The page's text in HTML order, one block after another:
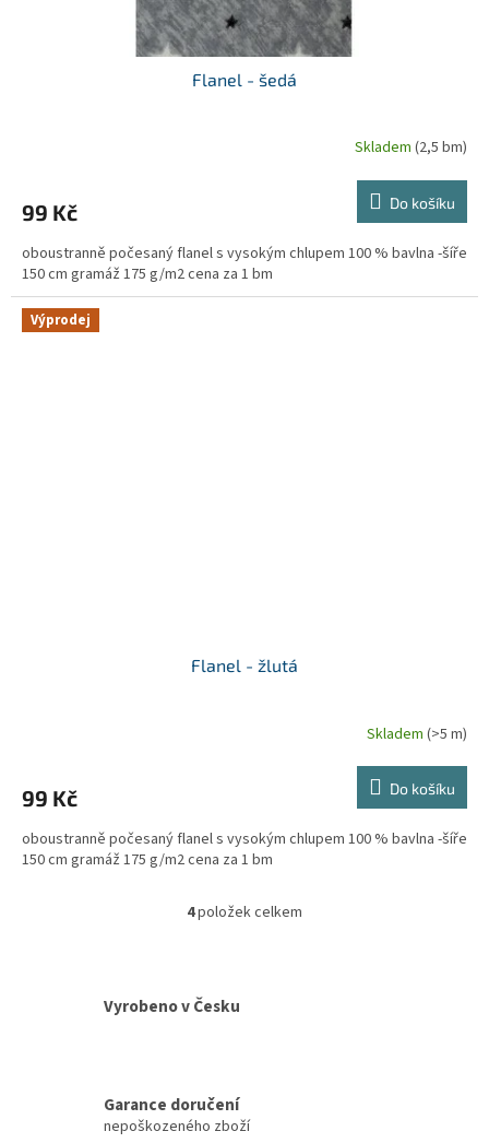
Flanel - šedá
Skladem (2,5 bm)
99 Kč Do košíku
oboustranně počesaný flanel s vysokým chlupem 100 % bavlna -šíře
150 cm gramáž 175 g/m2 cena za 1 bm
Výprodej
Flanel - žlutá
Skladem (>5 m)
99 Kč Do košíku
oboustranně počesaný flanel s vysokým chlupem 100 % bavlna -šíře
150 cm gramáž 175 g/m2 cena za 1 bm
O
v
4položek celkem
Vyrobeno v Česku
Garance doručení
nepoškozeného zboží